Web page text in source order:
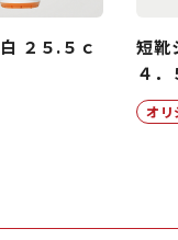
２５.５ｃ
短靴
４．
オリ